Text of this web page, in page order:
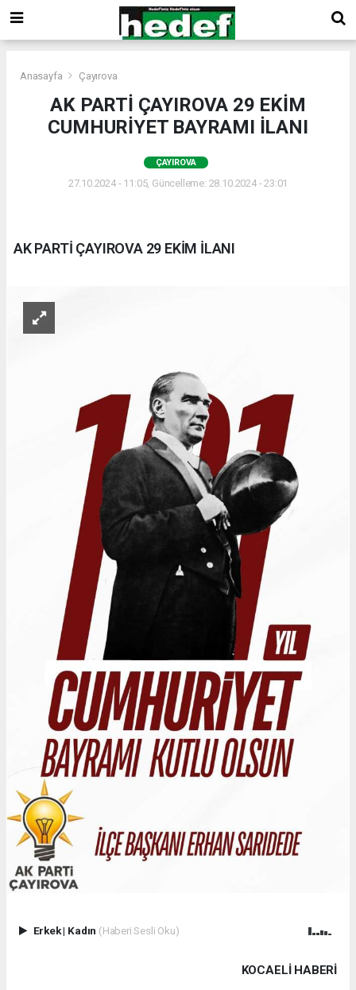
Anasayfa Çayırova
AK PARTİ ÇAYIROVA 29 EKİM
CUMHURİYET BAYRAMI İLANI
ÇAYIROVA
27.10.2024 - 11:05, Güncelleme: 28.10.2024 - 23:01
AK PARTİ ÇAYIROVA 29 EKİM İLANI
Erkek| Kadın (Haberi Sesli Oku)
KOCAELI HABERİ